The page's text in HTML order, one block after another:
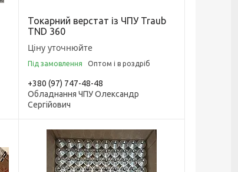
Токарний верстат із ЧПУ Traub
TND 360
Ціну уточнюйте
Під замовлення Оптом і в роздріб
+380 (97) 747-48-48
Обладнання ЧПУ Олександр
Сергійович